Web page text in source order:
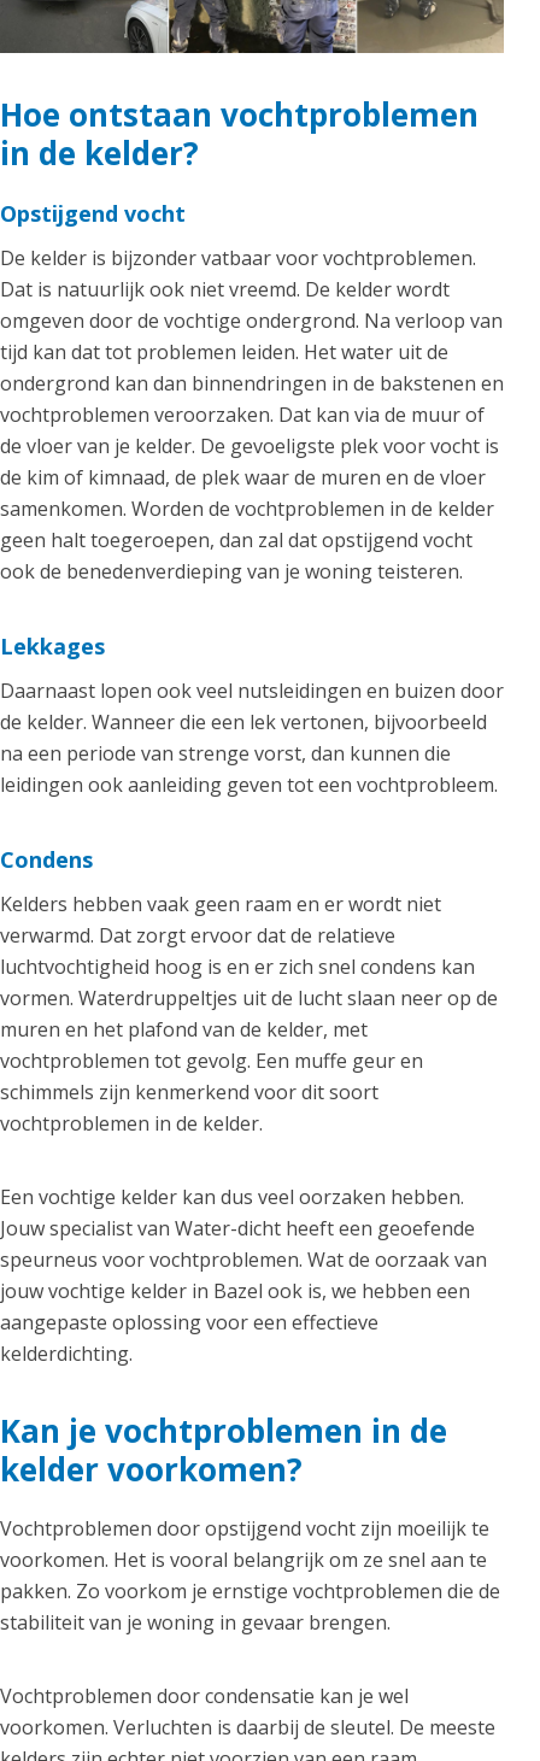
Hoe ontstaan vochtproblemen
in de kelder?
Opstijgend vocht
De kelder is bijzonder vatbaar voor vochtproblemen.
Dat is natuurlijk ook niet vreemd. De kelder wordt
omgeven door de vochtige ondergrond. Na verloop van
tijd kan dat tot problemen leiden. Het water uit de
ondergrond kan dan binnendringen in de bakstenen en
vochtproblemen veroorzaken. Dat kan via de muur of
de vloer van je kelder. De gevoeligste plek voor vocht is
de kim of kimnaad, de plek waar de muren en de vloer
samenkomen. Worden de vochtproblemen in de kelder
geen halt toegeroepen, dan zal dat opstijgend vocht
ook de benedenverdieping van je woning teisteren.
Lekkages
Daarnaast lopen ook veel nutsleidingen en buizen door
de kelder. Wanneer die een lek vertonen, bijvoorbeeld
na een periode van strenge vorst, dan kunnen die
leidingen ook aanleiding geven tot een vochtprobleem.
Condens
Kelders hebben vaak geen raam en er wordt niet
verwarmd. Dat zorgt ervoor dat de relatieve
luchtvochtigheid hoog is en er zich snel condens kan
vormen. Waterdruppeltjes uit de lucht slaan neer op de
muren en het plafond van de kelder, met
vochtproblemen tot gevolg. Een muffe geur en
schimmels zijn kenmerkend voor dit soort
vochtproblemen in de kelder.
Een vochtige kelder kan dus veel oorzaken hebben.
Jouw specialist van Water-dicht heeft een geoefende
speurneus voor vochtproblemen. Wat de oorzaak van
jouw vochtige kelder in Bazel ook is, we hebben een
aangepaste oplossing voor een effectieve
kelderdichting.
Kan je vochtproblemen in de
kelder voorkomen?
Vochtproblemen door opstijgend vocht zijn moeilijk te
voorkomen. Het is vooral belangrijk om ze snel aan te
pakken. Zo voorkom je ernstige vochtproblemen die de
stabiliteit van je woning in gevaar brengen.
Vochtproblemen door condensatie kan je wel
voorkomen. Verluchten is daarbij de sleutel. De meeste